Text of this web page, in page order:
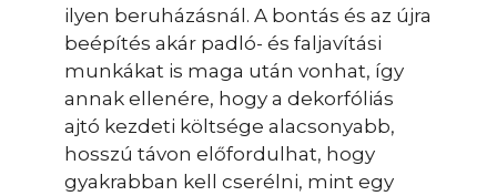
ilyen beruházásnál. A bontás és az újra
beépítés akár padló- és faljavítási
munkákat is maga után vonhat, így
annak ellenére, hogy a dekorfóliás
ajtó kezdeti költsége alacsonyabb,
hosszú távon előfordulhat, hogy
gyakrabban kell cserélni, mint egy